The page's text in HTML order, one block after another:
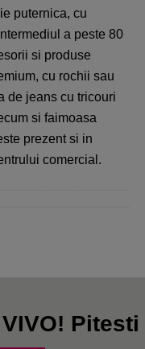
puternica, cu
a peste 80
si produse
cu rochii sau
de jeans cu tricouri
si faimoasa
prezent si in
comercial.
Pitesti